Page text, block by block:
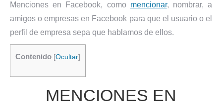
Menciones en Facebook, como mencionar, nombrar, a
amigos o empresas en Facebook para que el usuario o el
perfil de empresa sepa que hablamos de ellos.
Contenido [Ocultar]
MENCIONES EN